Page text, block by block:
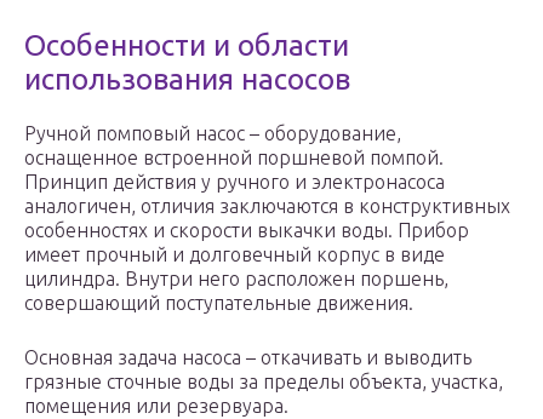
Особенности и области
использования насосов
Ручной помповый насос – оборудование,
оснащенное встроенной поршневой помпой.
Принцип действия у ручного и электронасоса
аналогичен, отличия заключаются в конструктивных
особенностях и скорости выкачки воды. Прибор
имеет прочный и долговечный корпус в виде
цилиндра. Внутри него расположен поршень,
совершающий поступательные движения.
Основная задача насоса – откачивать и выводить
грязные сточные воды за пределы объекта, участка,
помещения или резервуара.